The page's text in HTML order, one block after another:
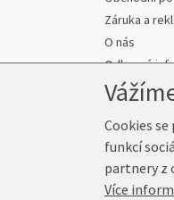
Záruka a
O nás
Odborné
© 2026
Cookies
funkcí
partnery z
Více